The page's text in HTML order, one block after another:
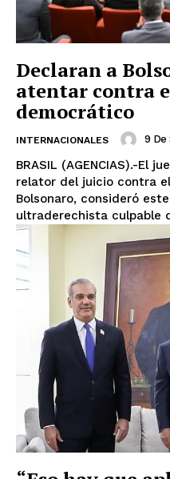
Declaran a
atentar contra
democrático
INTERNACIONALES 9 De
BRASIL (AGENCIAS).-El
relator del juicio contra
Bolsonaro, consideró
ultraderechista culpable